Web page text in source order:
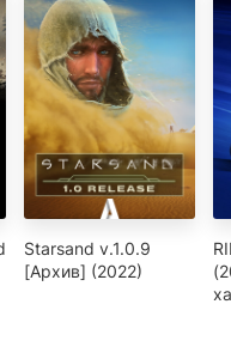
Starsand v.1.0.9
[Архив] (2022)